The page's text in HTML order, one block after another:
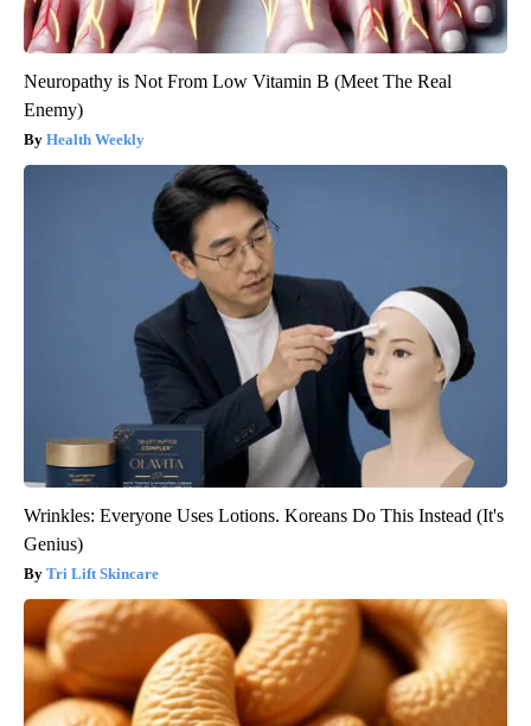
Neuropathy is Not From Low Vitamin B (Meet The Real
Enemy)
Health Weekly
Wrinkles: Everyone Uses Lotions. Koreans Do This Instead (It's
Genius)
Tri Lift Skincare